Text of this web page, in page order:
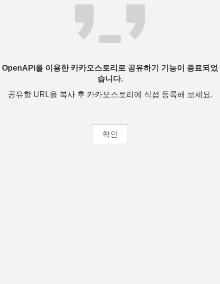
OpenAPI를 이용한 카카오스토리로 공유하기 기능이 종료되었
습니다.
공유할 URL을 복사 후 카카오스토리에 직접 등록해 보세요.
확인